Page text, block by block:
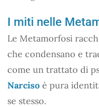
I miti nelle
Le Metamorfosi
che condensano e
come un trattato di
Narciso è pura
se stesso.